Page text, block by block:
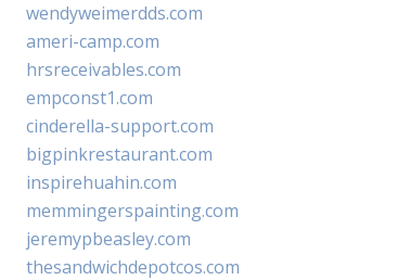
wendyweimerdds.com
ameri-camp.com
hrsreceivables.com
empconst1.com
cinderella-support.com
bigpinkrestaurant.com
inspirehuahin.com
memmingerspainting.com
jeremypbeasley.com
thesandwichdepotcos.com